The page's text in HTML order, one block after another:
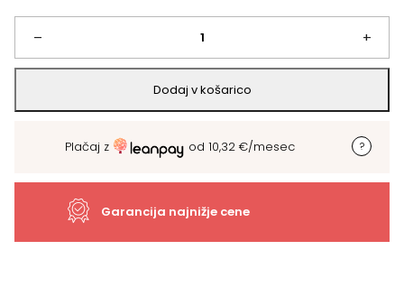
bila:
62,09 €.
55,88 €.
–
Pripomoček
za
shranjevanje
+
Dodaj v košarico
Plačaj z od 10,32 €/mesec
Garancija najnižje cene